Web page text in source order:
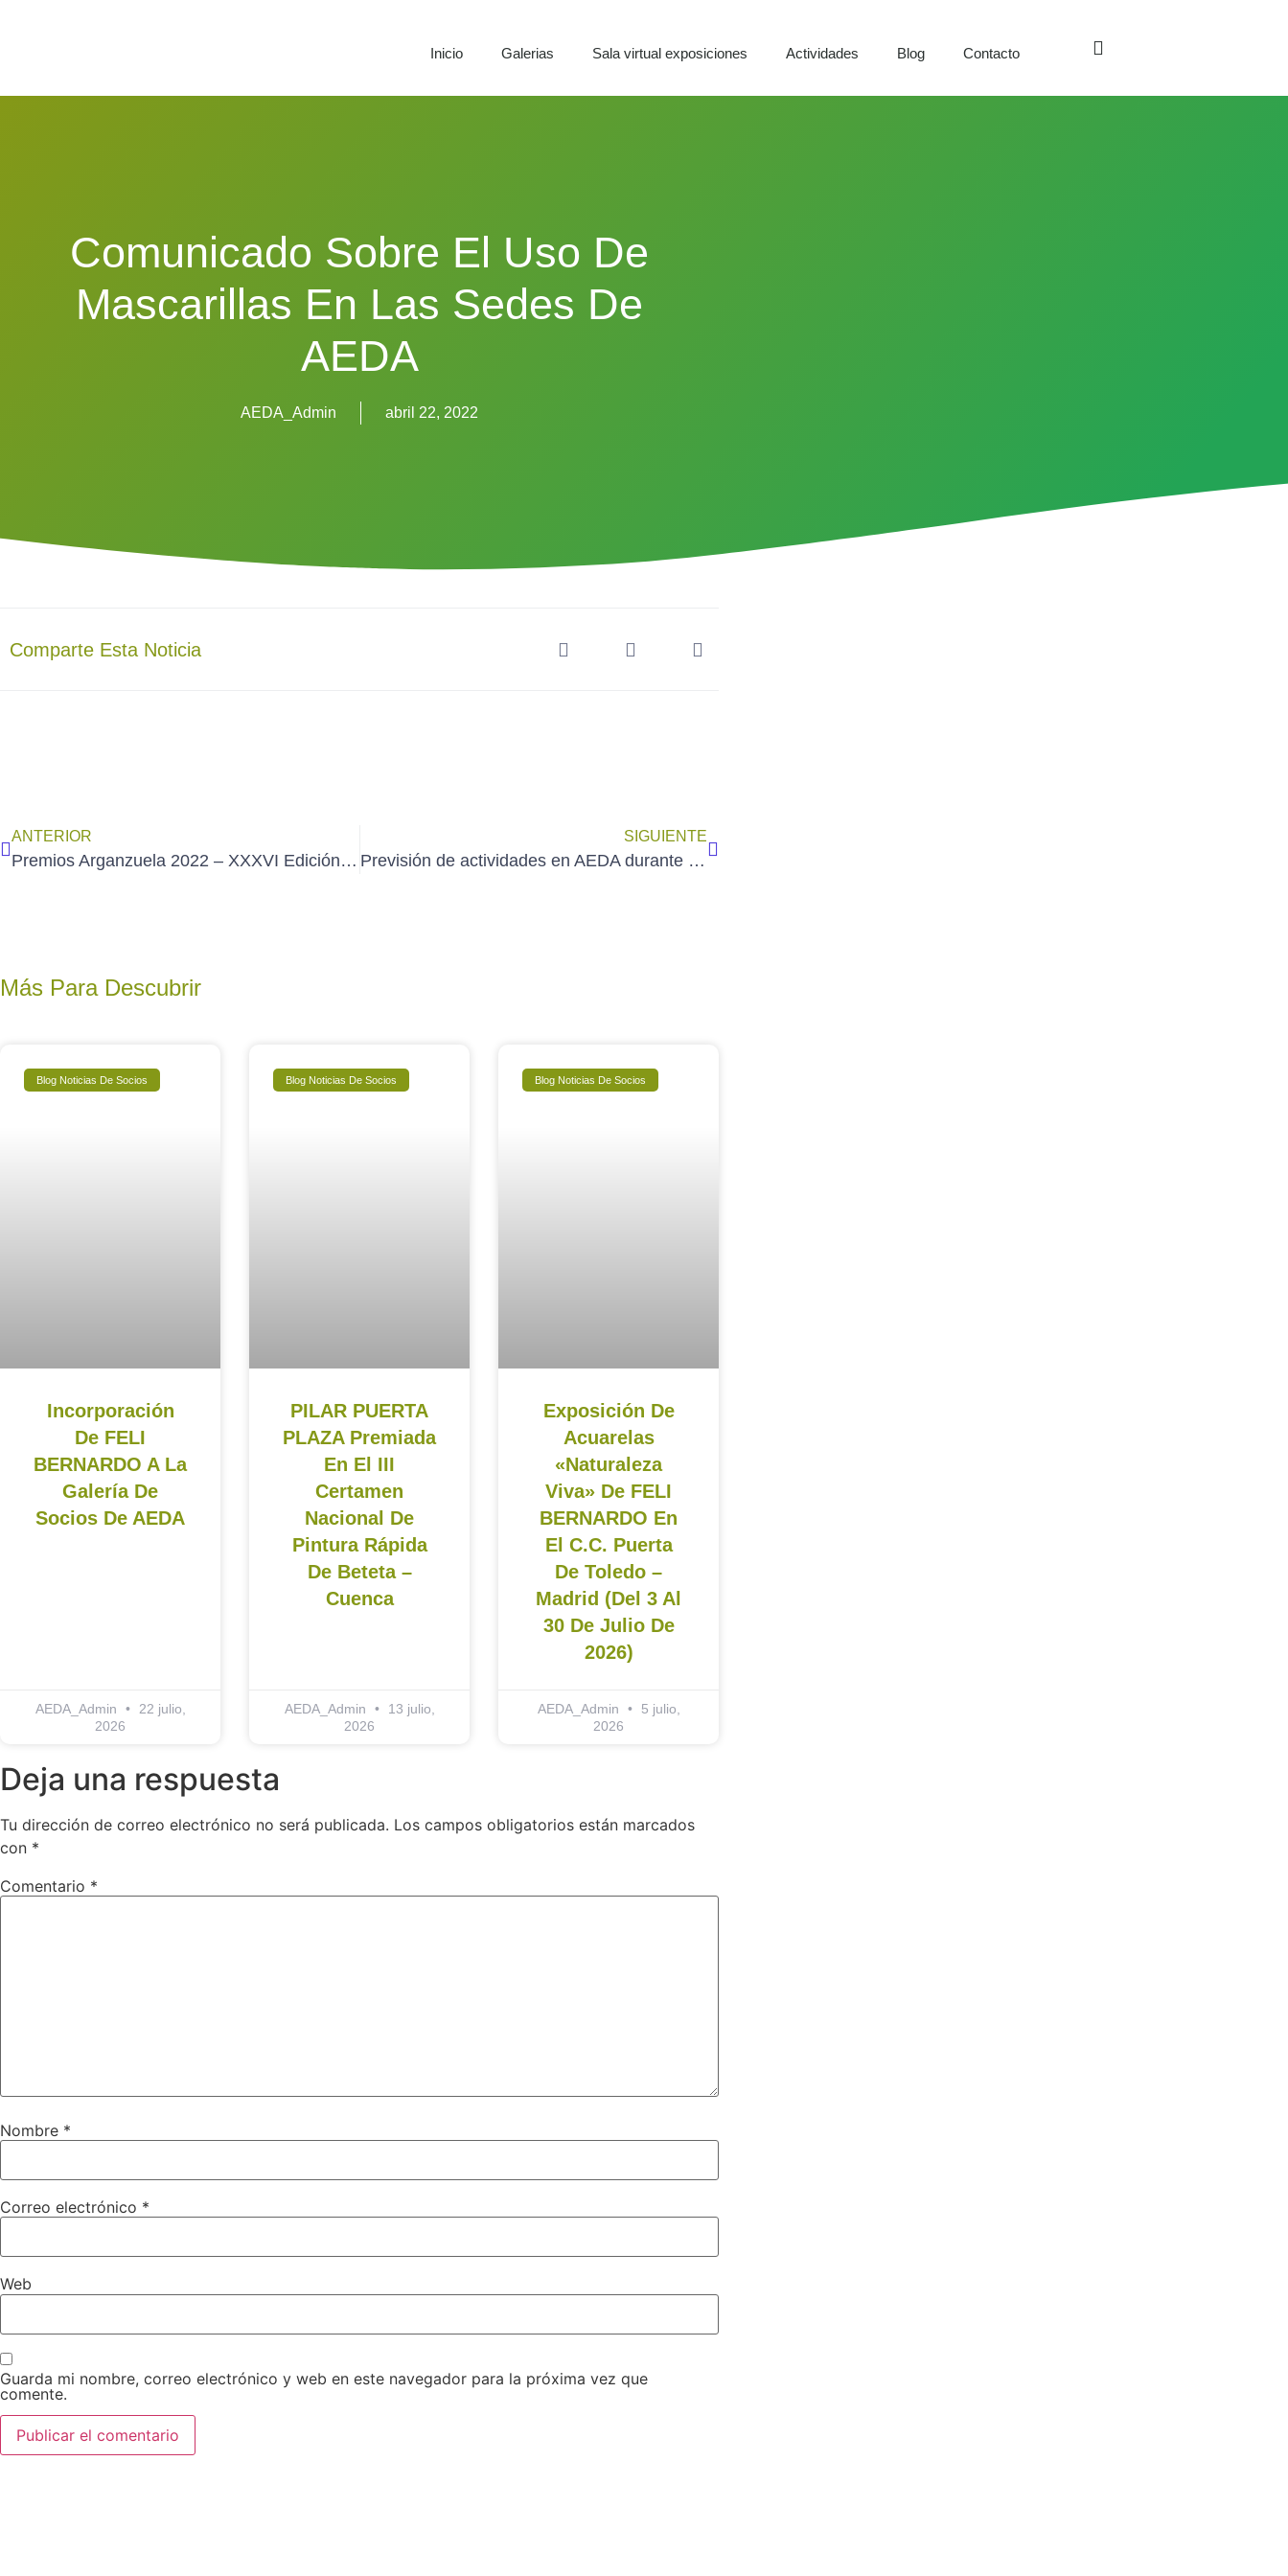
Inicio Galerias Sala virtual exposiciones Actividades Blog Contacto
Comunicado Sobre El Uso De
Mascarillas En Las Sedes De
AEDA
AEDA_Admin abril 22, 2022
Comparte Esta Noticia
ANTERIOR
Premios Arganzuela 2022 – XXXVI Edición Pintura y XIV Edición Fotografía
SIGUIENTE
Previsión de actividades en AEDA durante mayo-2022
Más Para Descubrir
Blog Noticias De Socios
Incorporación
De FELI
BERNARDO A La
Galería De
Socios De AEDA
AEDA_Admin
22 julio,
2026
Blog Noticias De Socios
PILAR PUERTA
PLAZA Premiada
En El III
Certamen
Nacional De
Pintura Rápida
De Beteta –
Cuenca
AEDA_Admin
13 julio,
2026
Blog Noticias De Socios
Exposición De
Acuarelas
«Naturaleza
Viva» De FELI
BERNARDO En
El C.C. Puerta
De Toledo –
Madrid (del 3 Al
30 De Julio De
2026)
AEDA_Admin
5 julio,
2026
Deja una respuesta
Tu dirección de correo electrónico no será publicada. Los campos obligatorios están marcados
con *
Comentario *
Nombre *
Correo electrónico *
Web
Guarda mi nombre, correo electrónico y web en este navegador para la próxima vez que
comente.